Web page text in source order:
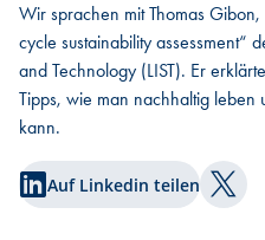
Wir sprachen mit Thomas
cycle sustainability assessment“
and Technology (LIST). Er
Tipps, wie man nachhaltig leben
kann.
Auf Linkedin teilen Auf